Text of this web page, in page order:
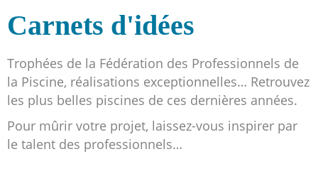
Carnets d'idées
Trophées de la Fédération des Professionnels de
la Piscine, réalisations exceptionnelles… Retrouvez
les plus belles piscines de ces dernières années.
Pour mûrir votre projet, laissez-vous inspirer par
le talent des professionnels…